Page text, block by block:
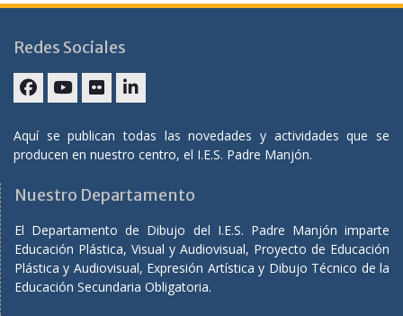
Redes Sociales
Aquí se publican todas las novedades y actividades que se
producen en nuestro centro, el I.E.S. Padre Manjón.
Nuestro Departamento
El Departamento de Dibujo del I.E.S. Padre Manjón imparte
Educación Plástica, Visual y Audiovisual, Proyecto de Educación
Plástica y Audiovisual, Expresión Artística y Dibujo Técnico de la
Educación Secundaria Obligatoria.